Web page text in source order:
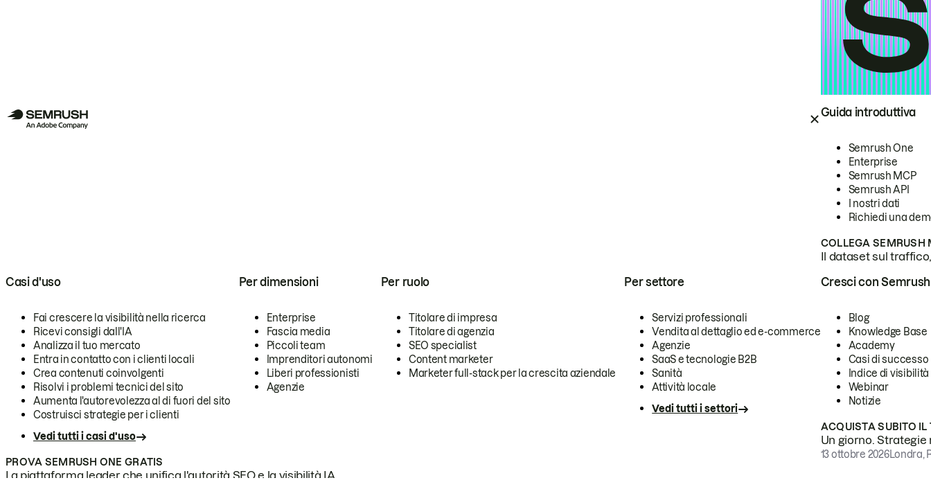
Guida introduttiva
Semrush One
Enterprise
Semrush MCP
Semrush API
I nostri dati
Richiedi una
COLLEGA SEMRUSH
Il dataset sul
Casi d'uso
Fai crescere la visibilità nella ricerca
Ricevi consigli dall'IA
Analizza il tuo mercato
Entra in contatto con i clienti locali
Crea contenuti coinvolgenti
Risolvi i problemi tecnici del sito
Aumenta l'autorevolezza al di fuori del sito
Costruisci strategie per i clienti
Vedi tutti i casi d'uso
Per dimensioni
Enterprise
Fascia media
Piccoli team
Imprenditori autonomi
Liberi professionisti
Agenzie
Per ruolo
Titolare di impresa
Titolare di agenzia
SEO specialist
Content marketer
Marketer full-stack per la crescita aziendale
Per settore
Servizi professionali
Vendita al dettaglio ed e-commerce
Agenzie
SaaS e tecnologie B2B
Sanità
Attività locale
Vedi tutti i settori
PROVA SEMRUSH ONE GRATIS
La piattaforma leader che unifica l'autorità SEO e la visibilità IA.
Cresci con Semrush
Blog
Knowledge Base
Academy
Casi di successo
Indice di visibilità
Webinar
Notizie
ACQUISTA SUBITO IL
Un giorno.
13 ottobre 2026Londra,